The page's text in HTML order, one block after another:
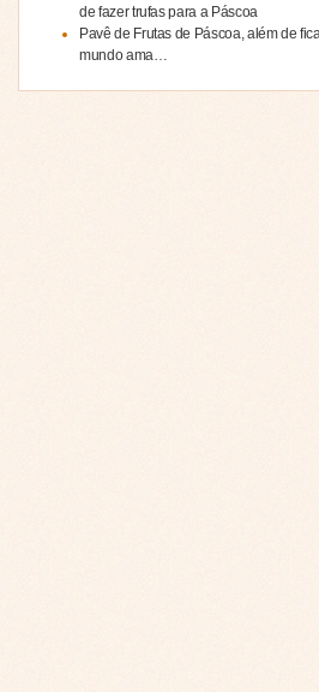
de fazer trufas para a Páscoa
Pavê de Frutas de Páscoa, além de
mundo ama…